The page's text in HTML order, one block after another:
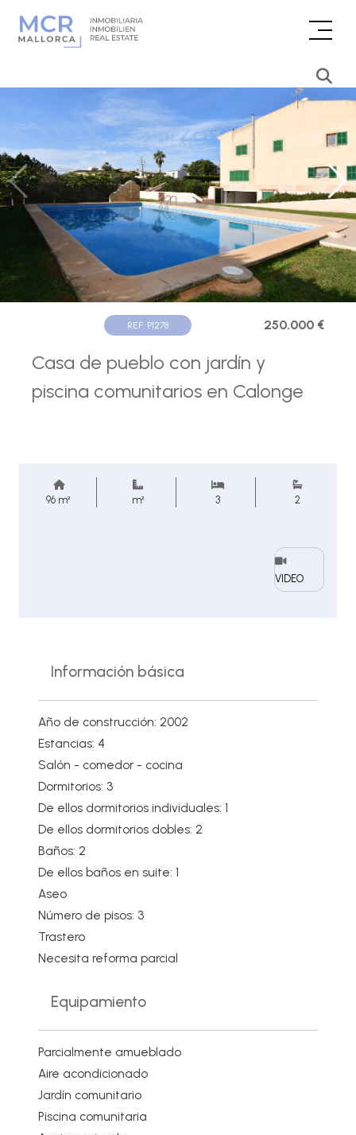
REF. P1278 250.000 €
Casa de pueblo con jardín y
piscina comunitarios en Calonge
96 m² m² 3 2
VIDEO
Información básica
Año de construcción: 2002
Estancias: 4
Salón - comedor - cocina
Dormitorios: 3
De ellos dormitorios individuales: 1
De ellos dormitorios dobles: 2
Baños: 2
De ellos baños en suite: 1
Aseo
Número de pisos: 3
Trastero
Necesita reforma parcial
Equipamiento
Parcialmente amueblado
Aire acondicionado
Jardín comunitario
Piscina comunitaria